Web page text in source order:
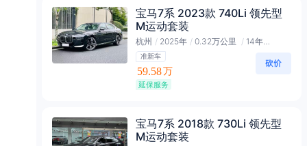
宝马7系 2023款 740Li 领先型
M运动套装
杭州 / 2025年 / 0.32万公里 / 14年黑金会员
准新车
59.58万
延保服务
宝马7系 2018款 730Li 领先型
M运动套装